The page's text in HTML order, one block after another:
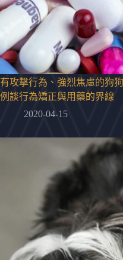
有攻擊行為、強烈焦慮的狗
例談行為矯正與用藥的界線
2020-04-15